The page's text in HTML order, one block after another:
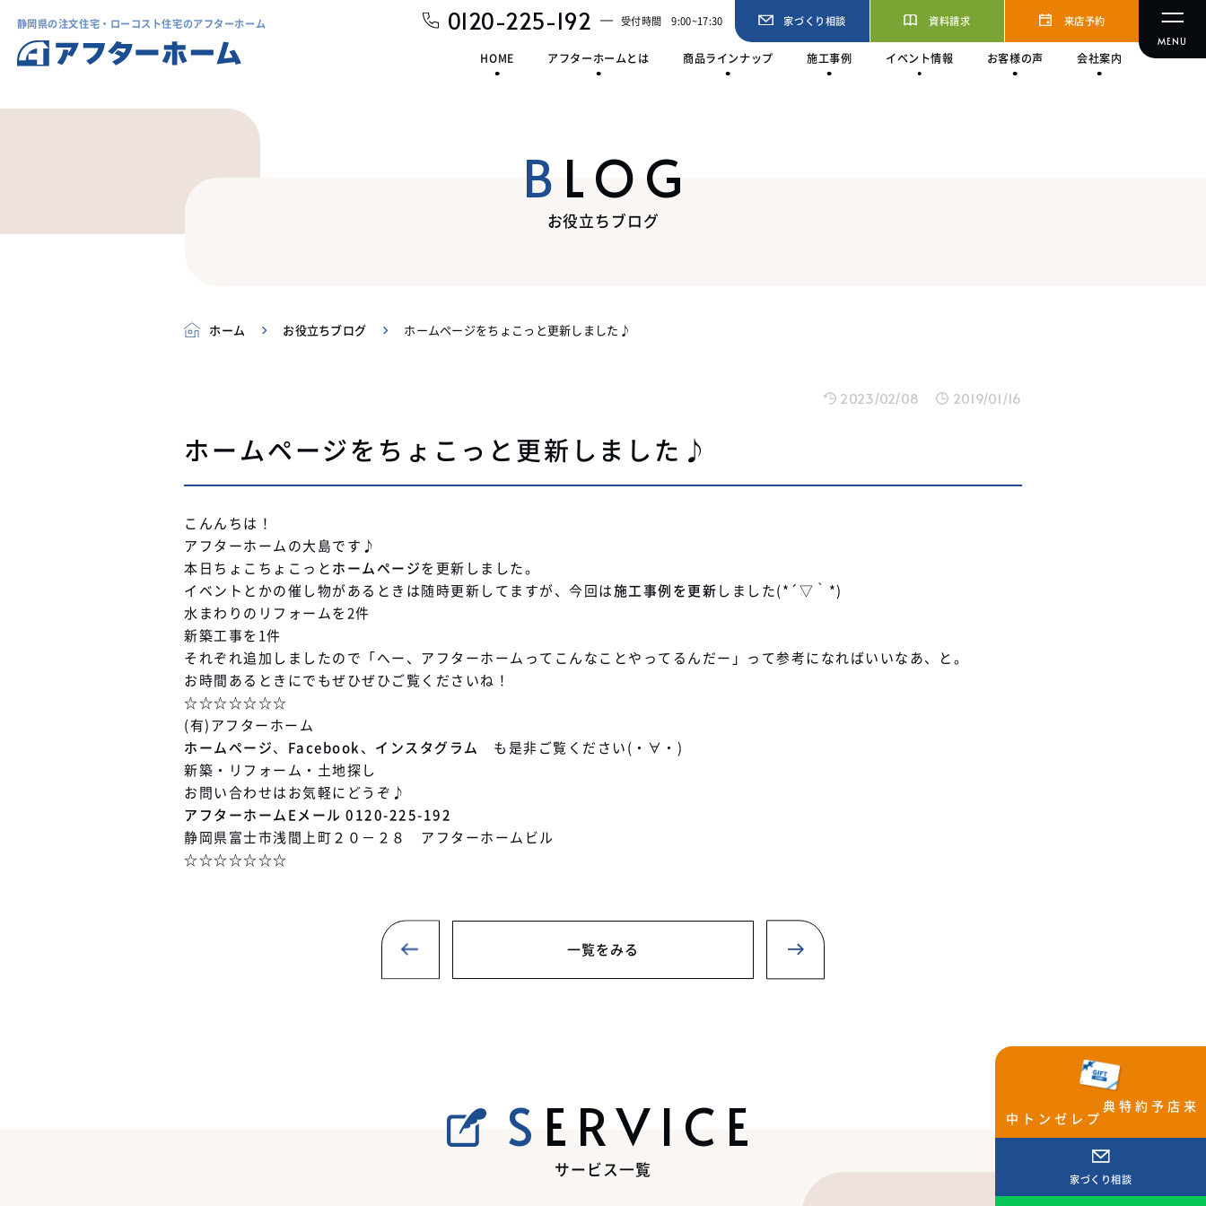
静岡県の注文住宅・ローコスト住宅のアフターホーム 0120-225-192 受付時間 9:00~17:30 家づくり相談 資料請求 来店予約
HOME アフターホームとは 商品ラインナップ 施工事例 イベント情報 お客様の声 会社案内
BLOG
お役立ちブログ
ホーム お役立ちブログ ホームページをちょこっと更新しました♪
2023/02/08 2019/01/16
ホームページをちょこっと更新しました♪
こんんちは！
アフターホームの大島です♪
本日ちょこちょこっと ホームページを更新しました。
イベントとかの催し物があるときは随時更新してますが、今回は施工事例を更新しました(*´▽｀*)
水まわりのリフォームを2件
新築工事を1件
それぞれ追加しましたので「へー、アフターホームってこんなことやってるんだー」って参考になればいいなあ、と。
お時間あるときにでもぜひぜひご覧くださいね！
☆☆☆☆☆☆☆
(有)アフターホーム
ホームページ、 Facebook、 インスタグラム
も是非ご覧ください(・∀・)
新築・リフォーム・土地探し
お問い合わせはお気軽にどうぞ♪
アフターホームEメール 0120-225-192
静岡県富士市浅間上町２０－２８ アフターホームビル
☆☆☆☆☆☆☆
一覧をみる
SERVICE
サービス一覧
来店予約特典
プレゼント中
家づくり相談